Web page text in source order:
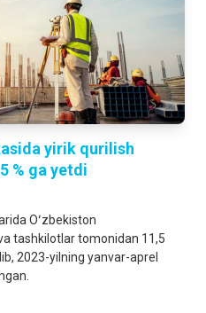
yirik qurilish
% ga yetdi
Oʻzbekiston
tashkilotlar tomonidan 11,5
2023-yilning yanvar-aprel